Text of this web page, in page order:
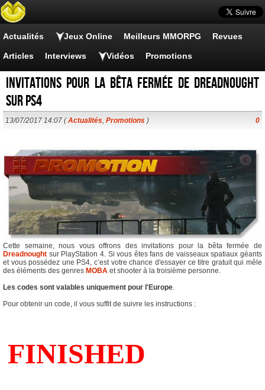
Actualités Jeux Online Meilleurs MMORPG Revues
Articles Interviews Vidéos Promotions
Invitations pour la bêta fermée de Dreadnought
sur PS4
13/07/2017 14:07 (Actualités, Promotions ) 0
Cette semaine, nous vous offrons des invitations pour la bêta fermée de
Dreadnought sur PlayStation 4. Si vous êtes fans de vaisseaux spatiaux géants
et vous possédez une PS4, c’est votre chance d'essayer ce titre gratuit qui mêle
des éléments des genres MOBA et shooter à la troisième personne.
Les codes sont valables uniquement pour l'Europe.
Pour obtenir un code, il vous suffit de suivre les instructions :